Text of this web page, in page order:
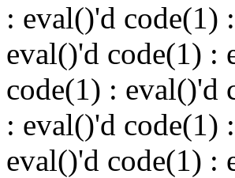
: eval()'d code(1)
eval()'d code(1) :
code(1) : eval()'d
: eval()'d code(1)
eval()'d code(1) :